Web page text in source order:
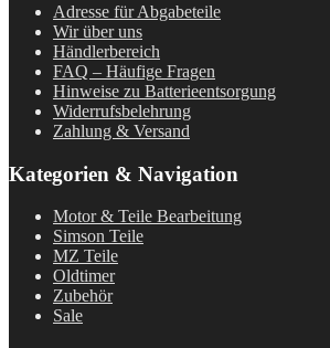
Adresse für Abgabeteile
Wir über uns
Händlerbereich
FAQ – Häufige Fragen
Hinweise zu Batterieentsorgung
Widerrufsbelehrung
Zahlung & Versand
Kategorien & Navigation
Motor & Teile Bearbeitung
Simson Teile
MZ Teile
Oldtimer
Zubehör
Sale